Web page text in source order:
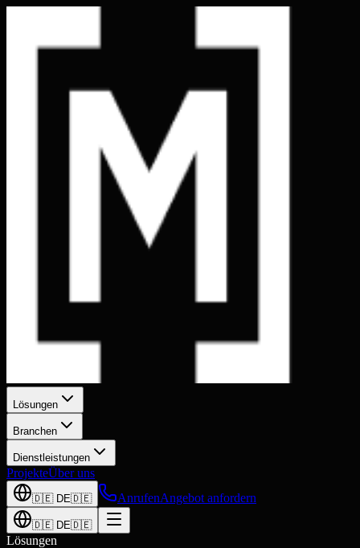
Lösungen
Branchen
Dienstleistungen
ProjekteÜber uns
🇩🇪 DE🇩🇪 AnrufenAngebot anfordern
🇩🇪 DE🇩🇪
Lösungen